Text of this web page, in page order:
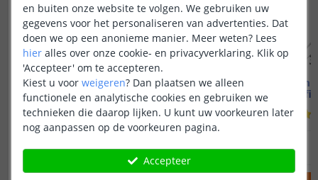
1M - compleet profiel
Opbouw - smal en hoog
(11 reviews)
OP VOORRAAD 12,95
1M -
OP VOORRAAD
en buiten onze website te volgen. We gebruiken uw
gegevens voor het personaliseren van advertenties. Dat
doen we op een anonieme manier. Meer weten? Lees
hier alles over onze cookie- en privacyverklaring. Klik op
'Accepteer' om te accepteren.
Kiest u voor weigeren? Dan plaatsen we alleen
functionele en analytische cookies en gebruiken we
technieken die daarop lijken. U kunt uw voorkeuren later
nog aanpassen op de voorkeuren pagina.
Accepteer